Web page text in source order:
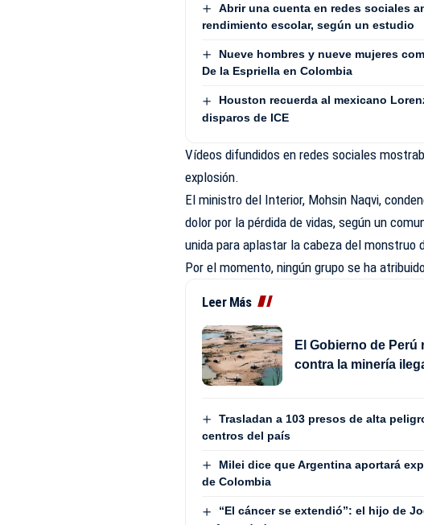
Abrir una cuenta en redes sociales
rendimiento escolar, según un estudio
Nueve hombres y nueve mujeres
De la Espriella en Colombia
Houston recuerda al mexicano
disparos de ICE
Vídeos difundidos en redes sociales
explosión.
El ministro del Interior, Mohsin Naqvi,
dolor por la pérdida de vidas, según un
unida para aplastar la cabeza del monstruo
Por el momento, ningún grupo se ha
Leer Más
El Gobierno de
contra la minería
Trasladan a 103 presos de alta
centros del país
Milei dice que Argentina aportará
de Colombia
“El cáncer se extendió”: el hijo de